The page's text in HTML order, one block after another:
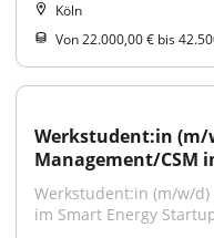
Köln
Von 22.000,00 € bis
Werkstudent:in (m/
Management/CSM
Werkstudent:in (m/w/d)
im Smart Energy